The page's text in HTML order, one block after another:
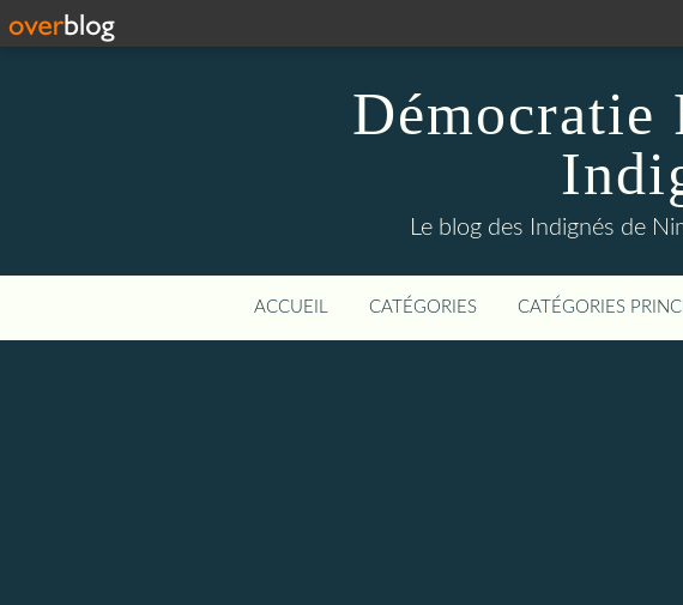
Démocratie
Le blog des Indignés de
ACCUEIL CATÉGORIES CATÉGORIES